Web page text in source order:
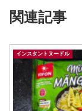
関連記事
インスタントヌードル